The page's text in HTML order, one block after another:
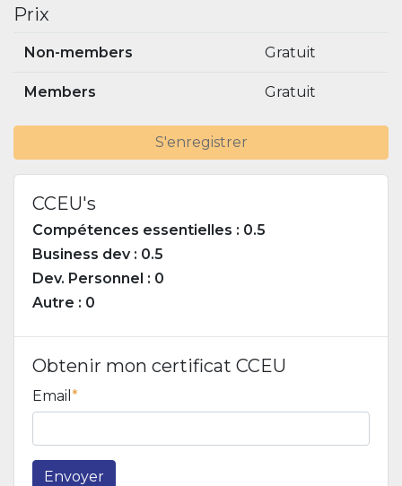
Prix
Non-members Gratuit
Members Gratuit
S'enregistrer
CCEU's
Compétences essentielles : 0.5
Business dev : 0.5
Dev. Personnel : 0
Autre : 0
Obtenir mon certificat CCEU
Email
Envoyer